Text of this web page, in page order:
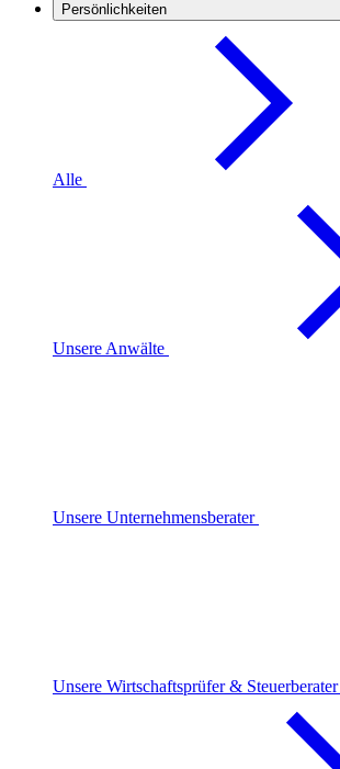
Persönlichkeiten
Alle
Unsere Anwälte
Unsere Unternehmensberater
Unsere Wirtschaftsprüfer & Steuerberater